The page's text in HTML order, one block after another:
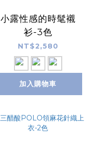
小露性感的時髦襯
衫-3色
NT$2,580
加入購物車